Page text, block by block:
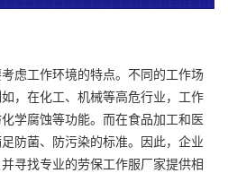
虑工作环境的特点。不同的工作场
，在化工、机械等高危行业，工作
学腐蚀等功能。而在食品加工和医
防菌、防污染的标准。因此，企业
寻找专业的劳保工作服厂家提供相